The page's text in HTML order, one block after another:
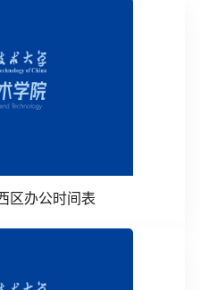
区办公时间表